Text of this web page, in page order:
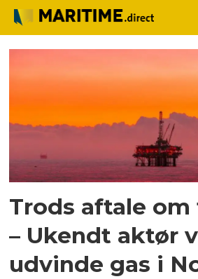
Tag:
Trods aftale
– Ukendt aktør
udvinde gas i